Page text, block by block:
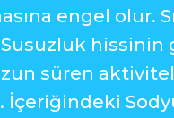
engel olur.
hissinin
süren
İçeriğindeki